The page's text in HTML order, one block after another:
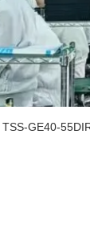
TSS-GE40-